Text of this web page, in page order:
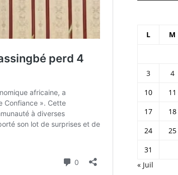
L M
3
4
10
11
17
18
24
25
31
« Juil